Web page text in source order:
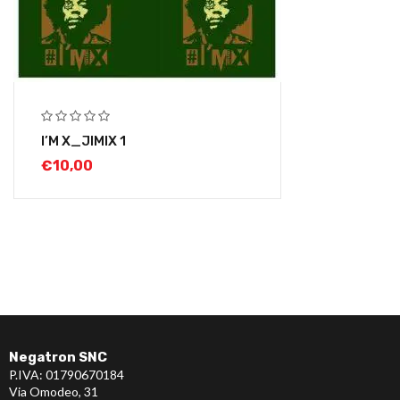
I’M X_JIMIX 1
€10,00
Negatron SNC
P.IVA: 01790670184
Via Omodeo, 31